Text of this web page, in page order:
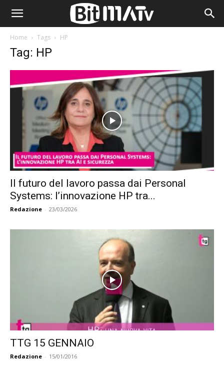
Home Tags HP
Tag: HP
Il futuro del lavoro passa dai Personal
Systems: l’innovazione HP tra...
Redazione - 23/03/2026
TTG 15 GENNAIO
Redazione - 15/01/2016